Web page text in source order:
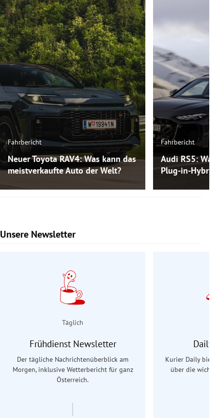
Fahrbericht
Neuer Toyota RAV4: Was kann das
meistverkaufte Auto der Welt?
Fahrbericht
Audi RS5:
Plug-in-
Unsere Newsletter
Slide 1 von 9
Täglich
Frühdienst Newsletter
Der tägliche Nachrichtenüberblick am
Morgen, inklusive Wetterbericht für ganz
Österreich.
Daily
Kurier Daily
über die